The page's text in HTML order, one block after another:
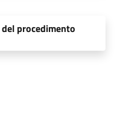
procedimento